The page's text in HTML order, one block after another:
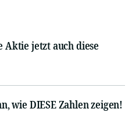
Aktie jetzt auch diese
wie DIESE Zahlen zeigen!